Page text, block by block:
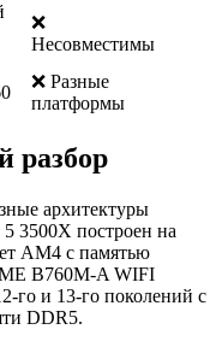
❌
Несовместимы
❌ Разные
платформы
разбор
архитектуры
3500X построен на
AM4 с памятью
B760M-A WIFI
го и 13-го поколений с
DDR5.